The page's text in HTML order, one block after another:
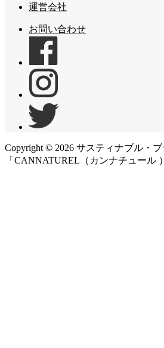
運営会社
お問い合わせ
Copyright © 2026 サスティナブル・ブ
「CANNATUREL（カンナチュール